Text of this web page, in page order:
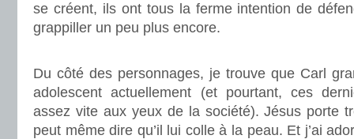
se créent, ils ont tous la ferme intention de
grappiller un peu plus encore.
Du côté des personnages, je trouve que Carl
adolescent actuellement (et pourtant, ces
assez vite aux yeux de la société). Jésus porte
peut même dire qu’il lui colle à la peau. Et j’ai